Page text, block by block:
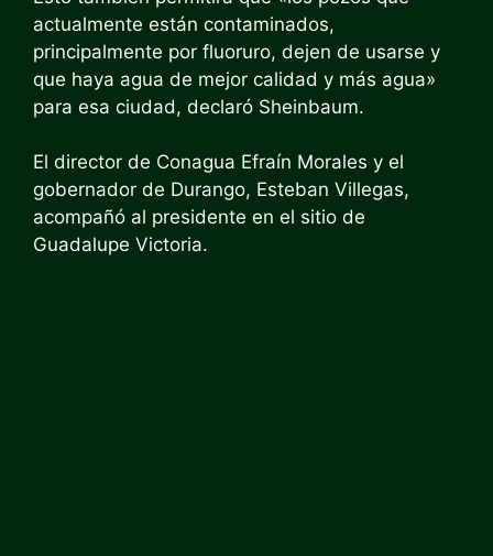
actualmente están contaminados,
principalmente por fluoruro, dejen de usarse y
que haya agua de mejor calidad y más agua»
para esa ciudad, declaró Sheinbaum.
El director de Conagua Efraín Morales y el
gobernador de Durango, Esteban Villegas,
acompañó al presidente en el sitio de
Guadalupe Victoria.